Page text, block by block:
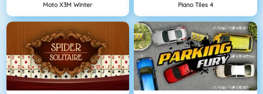
Moto X3M Winter Piano Tiles 4